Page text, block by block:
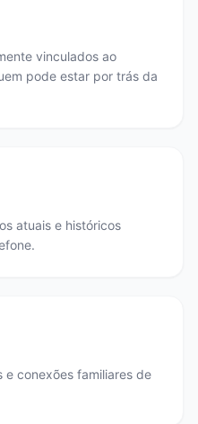
vinculados ao
pode estar por trás da
atuais e históricos
e conexões familiares de